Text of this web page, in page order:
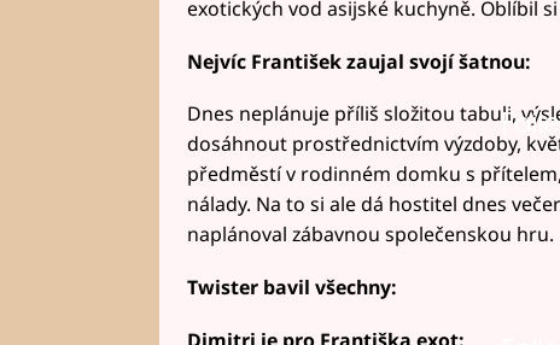
exotických vod asijské kuchyně. Oblíbil
Nejvíc František zaujal svojí šatnou:
Dnes neplánuje příliš složitou tabuli,
dosáhnout prostřednictvím výzdoby,
předměstí v rodinném domku s
nálady. Na to si ale dá hostitel dnes
naplánoval zábavnou společenskou hru.
Twister bavil všechny: